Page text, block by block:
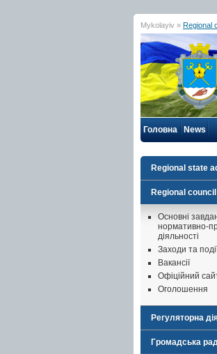
Mykolayiv » Regional
Головна News
Regional state
Regional council
Основні
нормативно-
діяльності
Заходи та
Вакансії
Офіційний
Оголошення
Регуляторна
Громадська